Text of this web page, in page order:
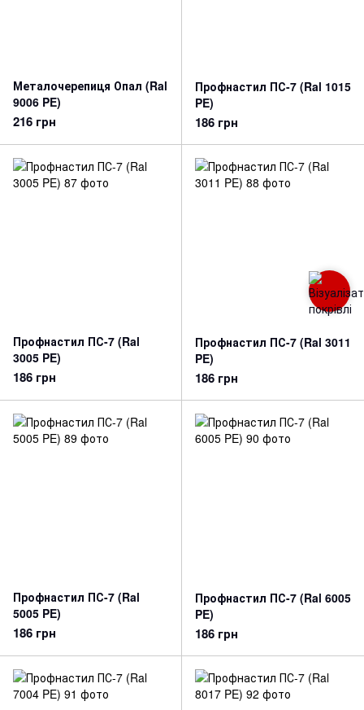
Металочерепиця Опал (Ral
9006 PE)
216 грн
Профнастил ПС-7 (Ral 1015
PE)
186 грн
Профнастил ПС-7 (Ral
3005 PE)
186 грн
Профнастил ПС-7 (Ral 3011
PE)
186 грн
Профнастил ПС-7 (Ral
5005 PE)
186 грн
Профнастил ПС-7 (Ral 6005
PE)
186 грн